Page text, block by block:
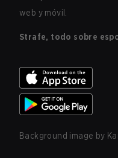
web y móvil.
Strafe, todo sobre
Background image by